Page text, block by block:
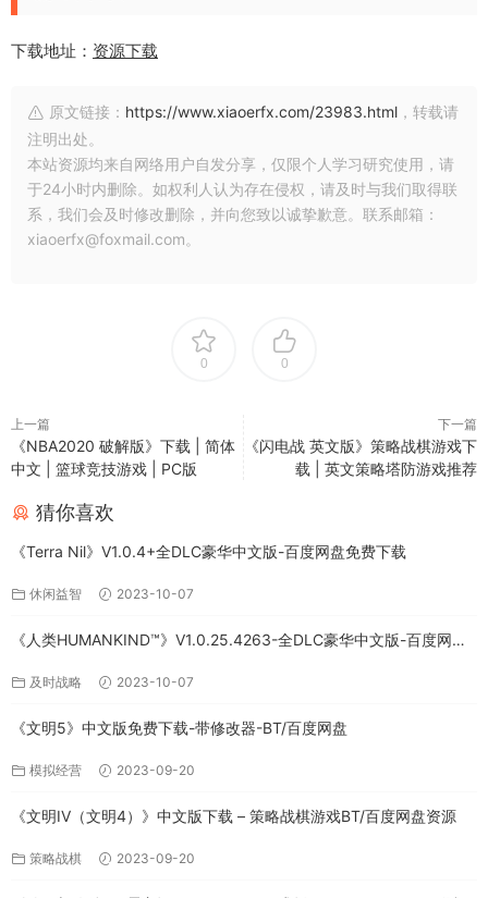
下载地址： 资源下载
原文链接： https://www.xiaoerfx.com/23983.html ，转载请
注明出处。
本站资源均来自网络用户自发分享，仅限个人学习研究使用，请
于24小时内删除。如权利人认为存在侵权，请及时与我们取得联
系，我们会及时修改删除，并向您致以诚挚歉意。联系邮箱：
xiaoerfx@foxmail.com。
0 0
上一篇
《NBA2020 破解版》下载 | 简体
中文 | 篮球竞技游戏 | PC版
下一篇
《闪电战 英文版》策略战棋游戏下
载 | 英文策略塔防游戏推荐
猜你喜欢
《Terra Nil》V1.0.4+全DLC豪华中文版-百度网盘免费下载
休闲益智 2023-10-07
《人类HUMANKIND™》V1.0.25.4263-全DLC豪华中文版-百度网盘
及时战略 2023-10-07
《文明5》中文版免费下载-带修改器-BT/百度网盘
模拟经营 2023-09-20
《文明IV（文明4）》中文版下载 – 策略战棋游戏BT/百度网盘资源
策略战棋 2023-09-20